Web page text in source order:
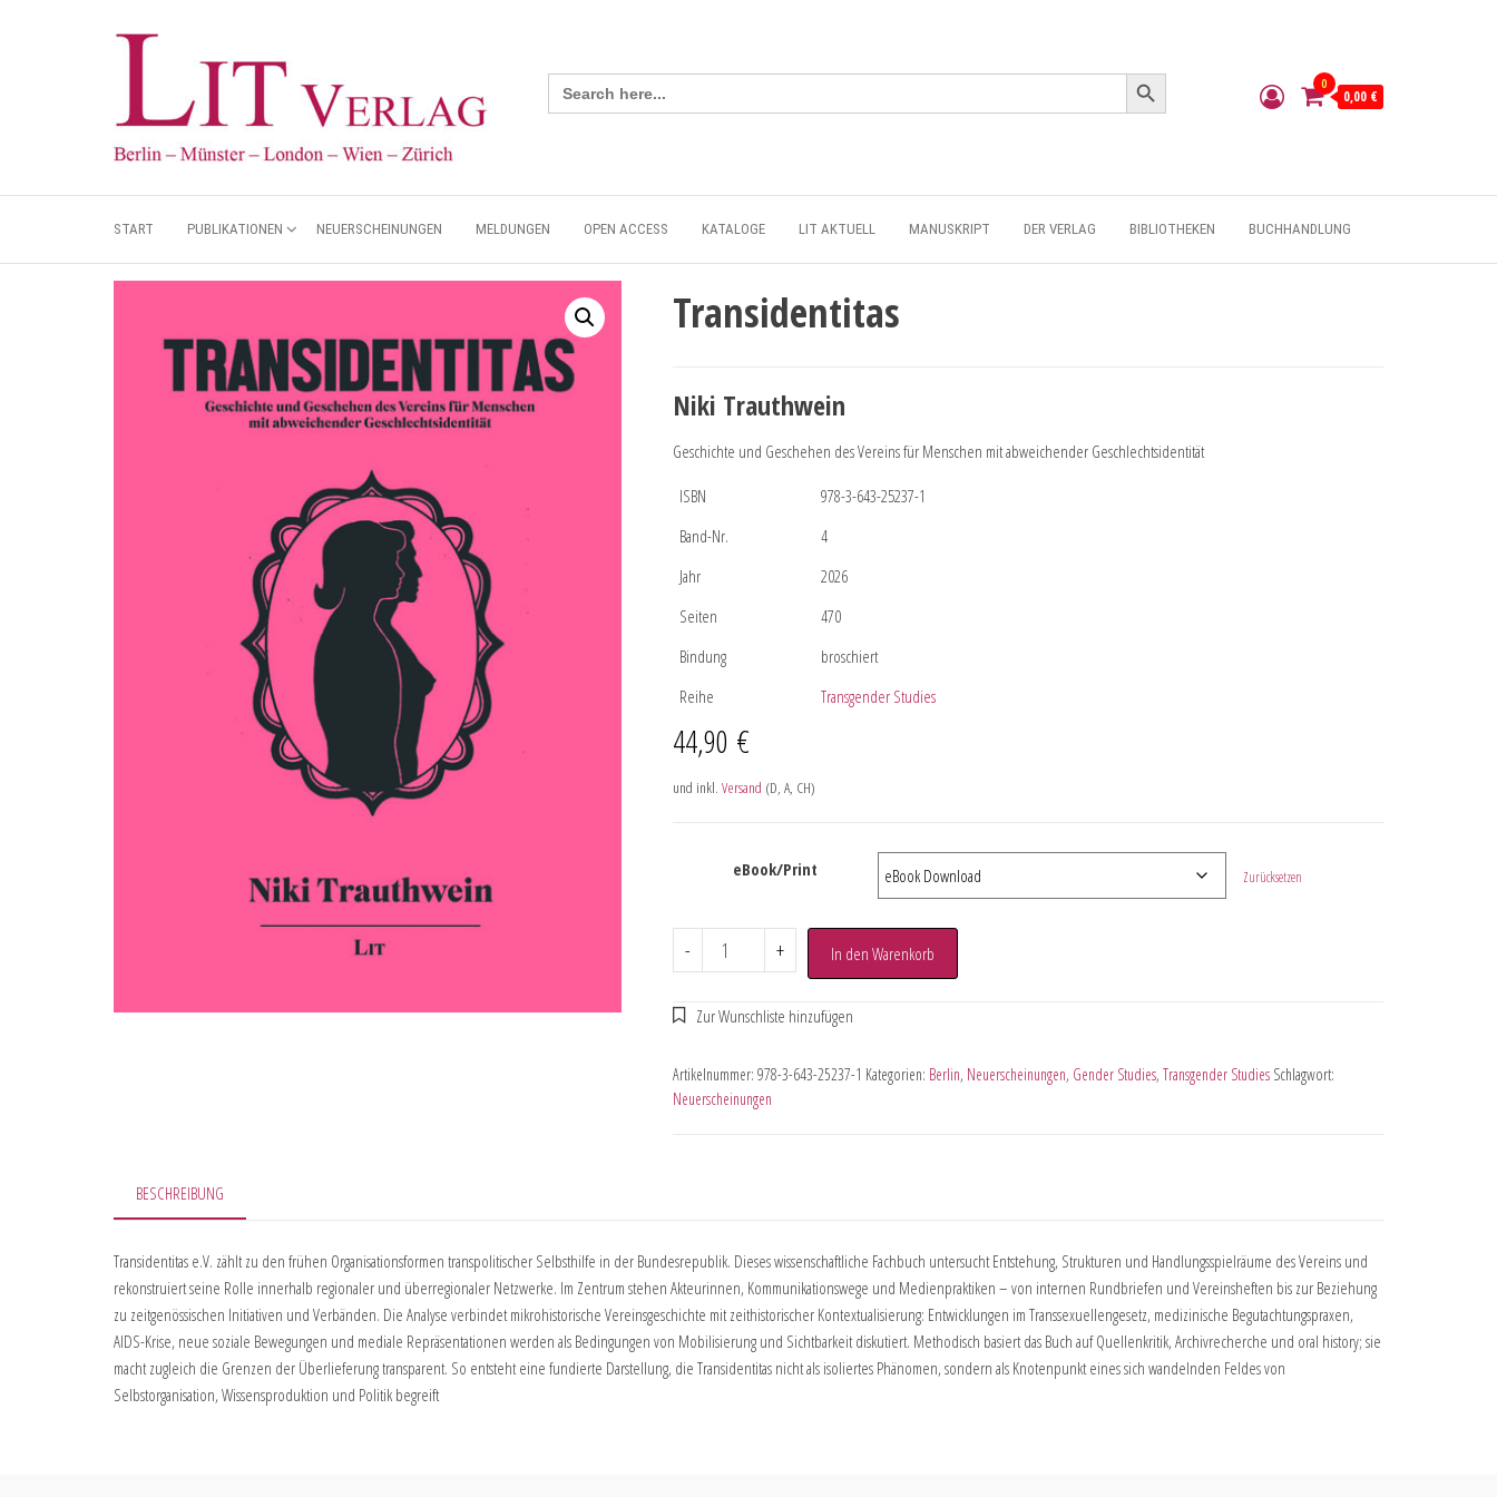
Search
for:
Search Button
0
0,00 €
START PUBLIKATIONEN NEUERSCHEINUNGEN MELDUNGEN OPEN ACCESS KATALOGE LIT AKTUELL MANUSKRIPT DER VERLAG BIBLIOTHEKEN BUCHHANDLUNG
Transidentitas
Niki Trauthwein
Geschichte und Geschehen des Vereins für Menschen mit abweichender Geschlechtsidentität
ISBN
978-3-643-25237-1
Band-Nr.
4
Jahr
2026
Seiten
470
Bindung
broschiert
Reihe
Transgender Studies
44,90 €
und inkl. Versand (D, A, CH)
eBook/Print Zurücksetzen
- + In den Warenkorb
Artikelnummer: 978-3-643-25237-1 Kategorien: Berlin, Neuerscheinungen, Gender Studies, Transgender Studies Schlagwort:
Neuerscheinungen
BESCHREIBUNG
Transidentitas e.V. zählt zu den frühen Organisationsformen transpolitischer Selbsthilfe in der Bundesrepublik. Dieses wissenschaftliche Fachbuch untersucht Entstehung, Strukturen und Handlungsspielräume des Vereins und
rekonstruiert seine Rolle innerhalb regionaler und überregionaler Netzwerke. Im Zentrum stehen Akteurinnen, Kommunikationswege und Medienpraktiken – von internen Rundbriefen und Vereinsheften bis zur Beziehung
zu zeitgenössischen Initiativen und Verbänden. Die Analyse verbindet mikrohistorische Vereinsgeschichte mit zeithistorischer Kontextualisierung: Entwicklungen im Transsexuellengesetz, medizinische Begutachtungspraxen,
AIDS-Krise, neue soziale Bewegungen und mediale Repräsentationen werden als Bedingungen von Mobilisierung und Sichtbarkeit diskutiert. Methodisch basiert das Buch auf Quellenkritik, Archivrecherche und oral history; sie
macht zugleich die Grenzen der Überlieferung transparent. So entsteht eine fundierte Darstellung, die Transidentitas nicht als isoliertes Phänomen, sondern als Knotenpunkt eines sich wandelnden Feldes von
Selbstorganisation, Wissensproduktion und Politik begreift